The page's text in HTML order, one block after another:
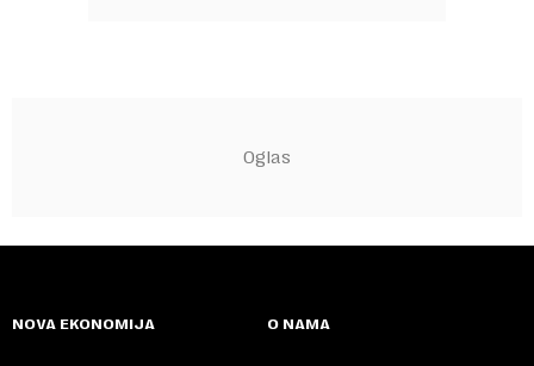
NOVA EKONOMIJA O NAMA